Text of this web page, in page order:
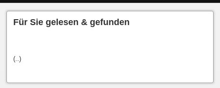
Für Sie gelesen & gefunden
(..)